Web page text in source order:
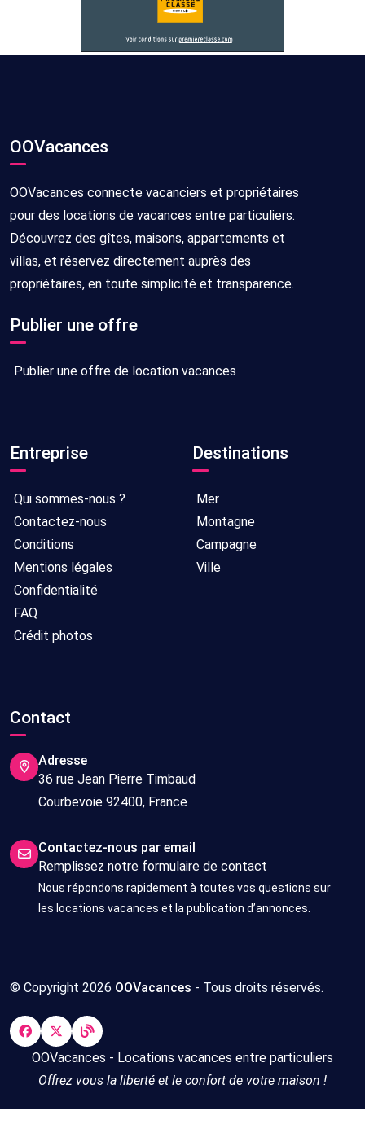
OOVacances
OOVacances connecte vacanciers et propriétaires
pour des locations de vacances entre particuliers.
Découvrez des gîtes, maisons, appartements et
villas, et réservez directement auprès des
propriétaires, en toute simplicité et transparence.
Publier une offre
Publier une offre de location vacances
Entreprise
Qui sommes-nous ?
Contactez-nous
Conditions
Mentions légales
Confidentialité
FAQ
Crédit photos
Destinations
Mer
Montagne
Campagne
Ville
Contact
Adresse
36 rue Jean Pierre Timbaud
Courbevoie 92400, France
Contactez-nous par email
Remplissez notre formulaire de contact
Nous répondons rapidement à toutes vos questions sur
les locations vacances et la publication d’annonces.
© Copyright 2026 OOVacances - Tous droits réservés.
OOVacances - Locations vacances entre particuliers
Offrez vous la liberté et le confort de votre maison !